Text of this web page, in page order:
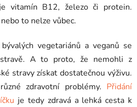
vitamín B12, železo či protein.
to nelze vůbec.
vegetariánů a veganů se
A to proto, že nemohli z
stravy získat dostatečnou výživu.
zdravotní problémy. Přidání
je tedy zdravá a lehká cesta k